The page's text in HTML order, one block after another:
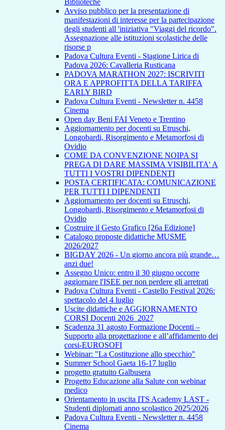
Biblioteche
Avviso pubblico per la presentazione di
manifestazioni di interesse per la partecipazione
degli studenti all 'iniziativa "Viaggi del ricordo".
Assegnazione alle istituzioni scolastiche delle
risorse p
Padova Cultura Eventi - Stagione Lirica di
Padova 2026: Cavalleria Rusticana
PADOVA MARATHON 2027: ISCRIVITI
ORA E APPROFITTA DELLA TARIFFA
EARLY BIRD
Padova Cultura Eventi - Newsletter n. 4458
Cinema
Open day Beni FAI Veneto e Trentino
Aggiornamento per docenti su Etruschi,
Longobardi, Risorgimento e Metamorfosi di
Ovidio
COME DA CONVENZIONE NOIPA SI
PREGA DI DARE MASSIMA VISIBILITA' A
TUTTI I VOSTRI DIPENDENTI
POSTA CERTIFICATA: COMUNICAZIONE
PER TUTTI I DIPENDENTI
Aggiornamento per docenti su Etruschi,
Longobardi, Risorgimento e Metamorfosi di
Ovidio
Costruire il Gesto Grafico [26a Edizione]
Catalogo proposte didattiche MUSME
2026/2027
BIGDAY 2026 - Un giorno ancora più grande…
anzi due!
Assegno Unico: entro il 30 giugno occorre
aggiornare l'ISEE per non perdere gli arretrati
Padova Cultura Eventi - Castello Festival 2026:
spettacolo del 4 luglio
Uscite didattiche e AGGIORNAMENTO
CORSI Docenti 2026_2027
Scadenza 31 agosto Formazione Docenti –
Supporto alla progettazione e all’affidamento dei
corsi-EUROSOFI
Webinar: "La Costituzione allo specchio"
Summer School Gaeta 16-17 luglio
progetto gratuito Galbusera
Progetto Educazione alla Salute con webinar
medico
Orientamento in uscita ITS Academy LAST -
Studenti diplomati anno scolastico 2025/2026
Padova Cultura Eventi - Newsletter n. 4458
Cinema